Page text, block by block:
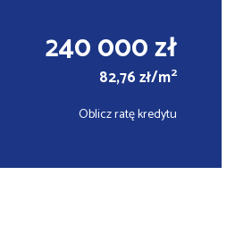
240 000 zł
82,76 zł/m2
Oblicz ratę kredytu